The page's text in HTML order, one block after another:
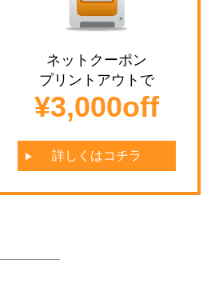
ネットクーポン
プリントアウトで
¥3,000off
next 詳しくはコチラ